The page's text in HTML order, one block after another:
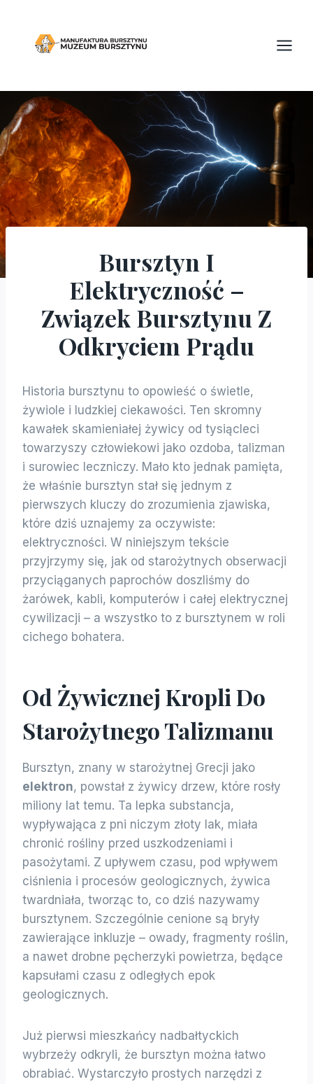
BLOG
Bursztyn I
Elektryczność –
Związek Bursztynu Z
Odkryciem Prądu
Historia bursztynu to opowieść o świetle,
żywiole i ludzkiej ciekawości. Ten skromny
kawałek skamieniałej żywicy od tysiącleci
towarzyszy człowiekowi jako ozdoba, talizman
i surowiec leczniczy. Mało kto jednak pamięta,
że właśnie bursztyn stał się jednym z
pierwszych kluczy do zrozumienia zjawiska,
które dziś uznajemy za oczywiste:
elektryczności. W niniejszym tekście
przyjrzymy się, jak od starożytnych obserwacji
przyciąganych paprochów doszliśmy do
żarówek, kabli, komputerów i całej elektrycznej
cywilizacji – a wszystko to z bursztynem w roli
cichego bohatera.
Od Żywicznej Kropli Do
Starożytnego Talizmanu
Bursztyn, znany w starożytnej Grecji jako
elektron, powstał z żywicy drzew, które rosły
miliony lat temu. Ta lepka substancja,
wypływająca z pni niczym złoty lak, miała
chronić rośliny przed uszkodzeniami i
pasożytami. Z upływem czasu, pod wpływem
ciśnienia i procesów geologicznych, żywica
twardniała, tworząc to, co dziś nazywamy
bursztynem. Szczególnie cenione są bryły
zawierające inkluzje – owady, fragmenty roślin,
a nawet drobne pęcherzyki powietrza, będące
kapsułami czasu z odległych epok
geologicznych.
Już pierwsi mieszkańcy nadbałtyckich
wybrzeży odkryli, że bursztyn można łatwo
obrabiać. Wystarczyło prostych narzędzi z